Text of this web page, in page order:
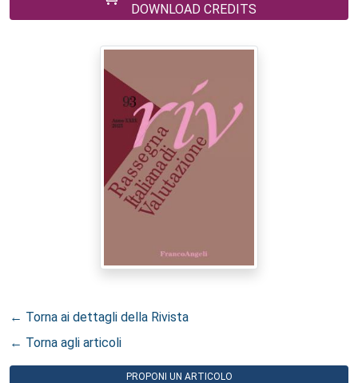
DOWNLOAD CREDITS
← Torna ai dettagli della Rivista
← Torna agli articoli
PROPONI UN ARTICOLO